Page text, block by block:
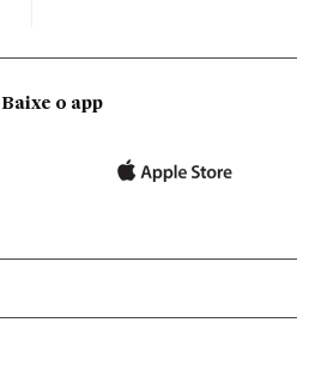
Baixe o app